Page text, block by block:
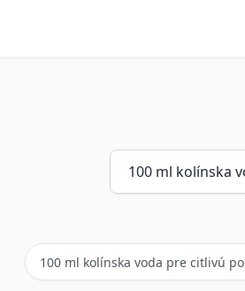
100 ml kolínska voda pre citlivú